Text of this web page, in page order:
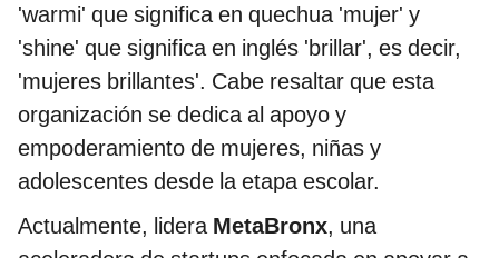
'warmi' que significa en quechua 'mujer' y
'shine' que significa en inglés 'brillar', es decir,
'mujeres brillantes'. Cabe resaltar que esta
organización se dedica al apoyo y
empoderamiento de mujeres, niñas y
adolescentes desde la etapa escolar.
Actualmente, lidera MetaBronx, una